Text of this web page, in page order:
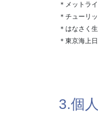
＊メットラ
＊チューリ
＊はなさく
＊東京海上
3.個